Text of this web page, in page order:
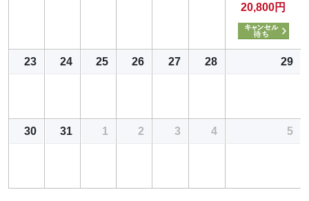
20,800円
23 24 25 26 27 28 29
30 31 1 2 3 4 5